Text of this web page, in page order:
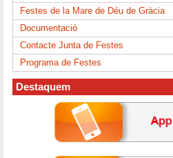
Festes de la Mare de Déu de Gràcia
Documentació
Contacte Junta de Festes
Programa de Festes
Destaquem